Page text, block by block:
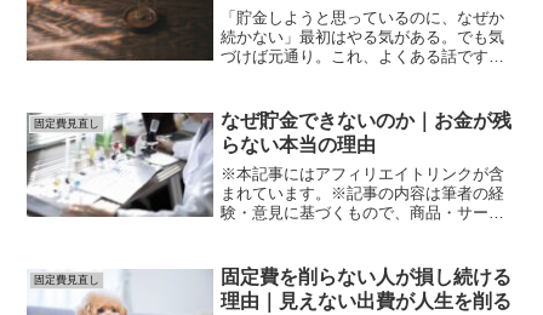
「貯金しようと思っているのに、なぜか
続かない」最初はやる気がある。でも気
づけば元通り。これ、よくある話です。
意志に頼る構造になっているからです。
「頑張れば貯まる」は...
固定費見直し
なぜ貯金できないのか｜お金が残
らない本当の理由
※本記事にはアフィリエイトリンクが含
まれています。※記事の内容は筆者の経
験・意見に基づくもので、商品・サービ
式情報・規約を必ず確認のうえ、自己責
任で行ってください。「頑...
固定費見直し
固定費を削らない人が損し続ける
理由｜見えない出費が人生を削る